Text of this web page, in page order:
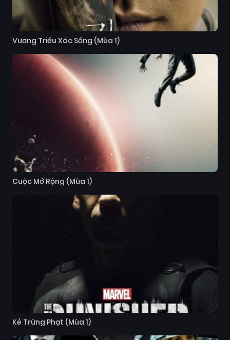
Vương Triều Xác Sống (Mùa 1)
Cuộc Mở Rộng (Mùa 1)
Kẻ Trừng Phạt (Mùa 1)